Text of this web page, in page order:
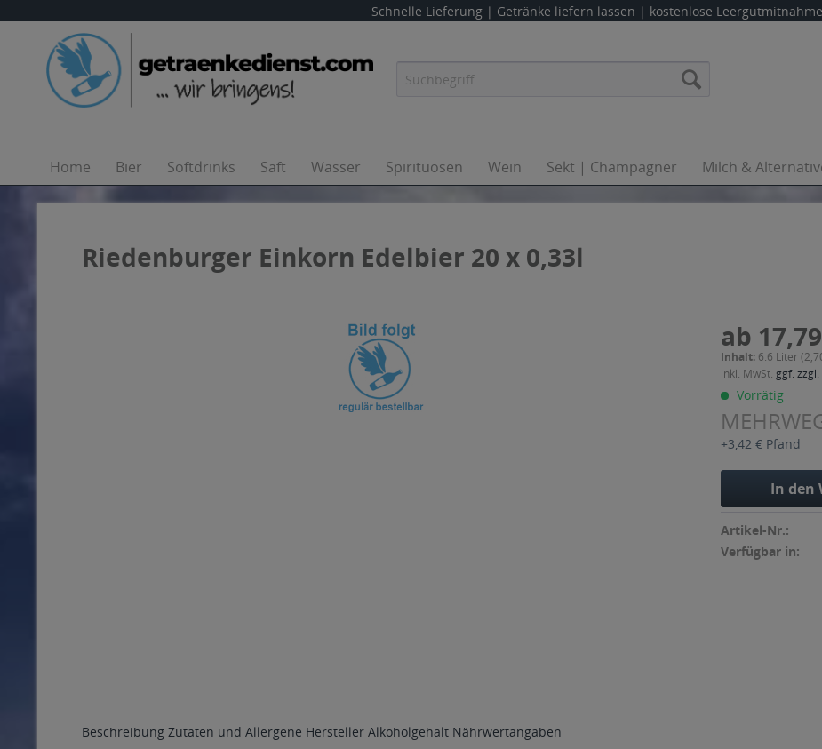
Schnelle Lieferung | Getränke liefern lassen | kostenlose Leergutmitnahme
Home Bier Softdrinks Saft Wasser Spirituosen Wein Sekt | Champagner Milch &
Riedenburger Einkorn Edelbier 20 x 0,33l
ab
Inhalt: 6.6 Liter
inkl. MwSt. ggf.
Vorrätig
+3,42 € Pfand
In den
Artikel-Nr.:
Verfügbar in:
Beschreibung Zutaten und Allergene Hersteller Alkoholgehalt Nährwertangaben